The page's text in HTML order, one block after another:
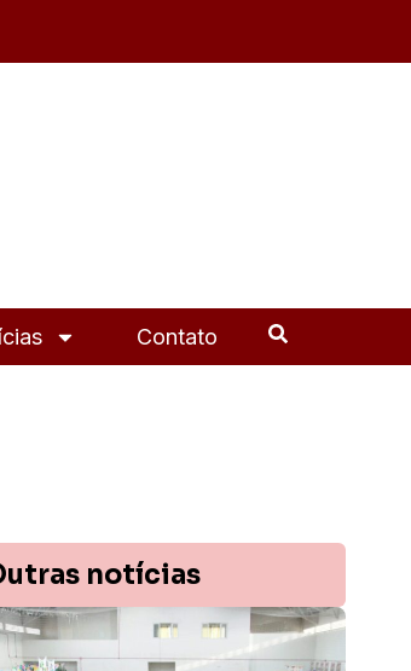
Contato
notícias